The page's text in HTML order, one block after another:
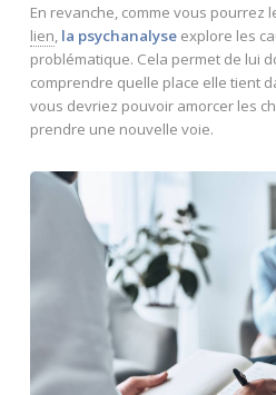
En revanche, comme vous pourrez
lien, la psychanalyseexplore les
problématique. Cela permet de lui
comprendre quelle place elle tient
vous devriez pouvoir amorcer les
prendre une nouvelle voie.